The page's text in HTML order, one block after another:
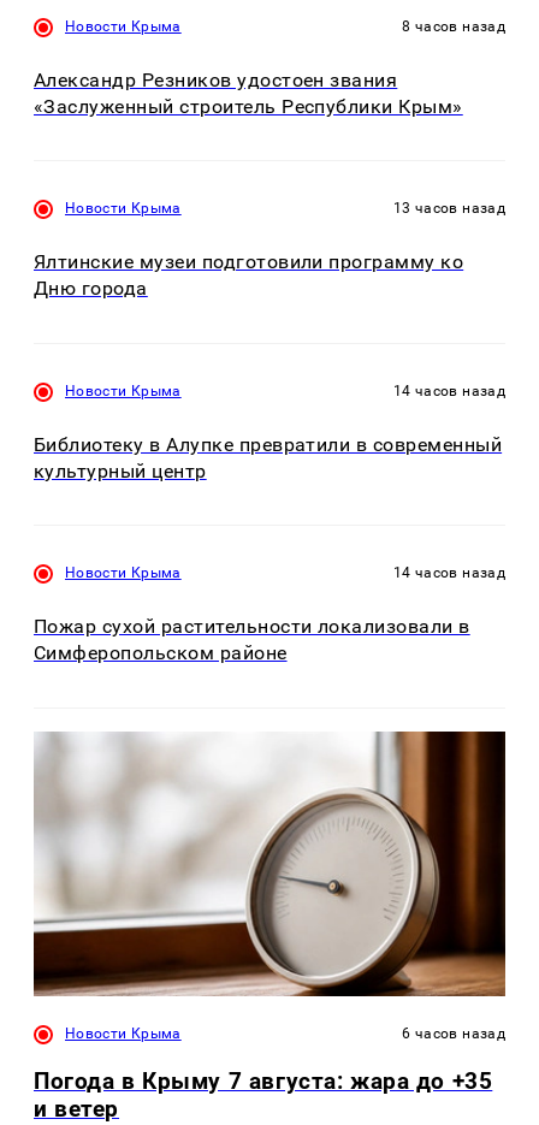
Новости Крыма 8 часов назад
Александр Резников удостоен звания
«Заслуженный строитель Республики Крым»
Новости Крыма 13 часов назад
Ялтинские музеи подготовили программу ко
Дню города
Новости Крыма 14 часов назад
Библиотеку в Алупке превратили в современный
культурный центр
Новости Крыма 14 часов назад
Пожар сухой растительности локализовали в
Симферопольском районе
Новости Крыма 6 часов назад
Погода в Крыму 7 августа: жара до +35
и ветер